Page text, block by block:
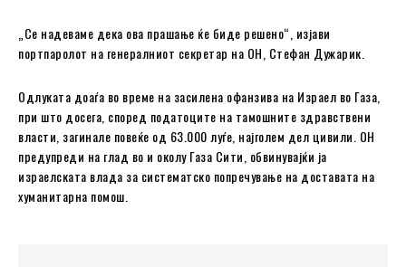
„Се надеваме дека ова прашање ќе биде решено“, изјави
портпаролот на генералниот секретар на ОН, Стефан Дужарик.
Одлуката доаѓа во време на засилена офанзива на Израел во Газа,
при што досега, според податоците на тамошните здравствени
власти, загинале повеќе од 63.000 луѓе, најголем дел цивили. ОН
предупреди на глад во и околу Газа Сити, обвинувајќи ја
израелската влада за систематско попречување на доставата на
хуманитарна помош.